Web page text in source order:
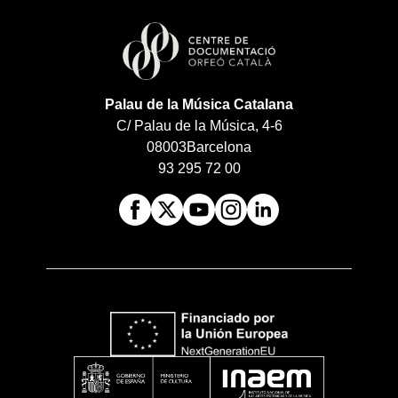
Palau de la Música Catalana
C/ Palau de la Música, 4-6
08003Barcelona
93 295 72 00